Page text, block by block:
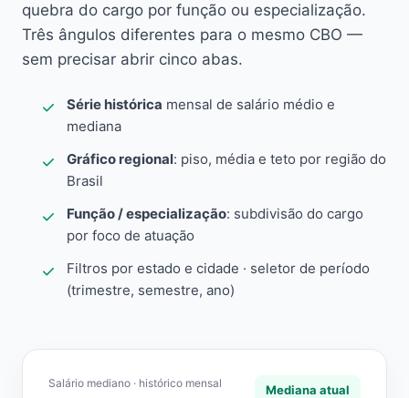
quebra do cargo por função ou especialização.
Três ângulos diferentes para o mesmo CBO —
sem precisar abrir cinco abas.
Série histórica mensal de salário médio e
mediana
Gráfico regional: piso, média e teto por região do
Brasil
Função / especialização: subdivisão do cargo
por foco de atuação
Filtros por estado e cidade · seletor de período
(trimestre, semestre, ano)
Salário mediano · histórico mensal Mediana atual